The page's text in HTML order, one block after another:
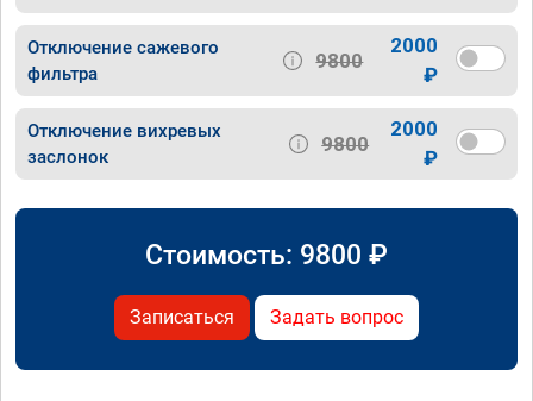
Отключение сажевого
фильтра
9800
2000
₽
Отключение вихревых
заслонок
9800
2000
₽
Стоимость: 9800 ₽
Записаться Задать вопрос